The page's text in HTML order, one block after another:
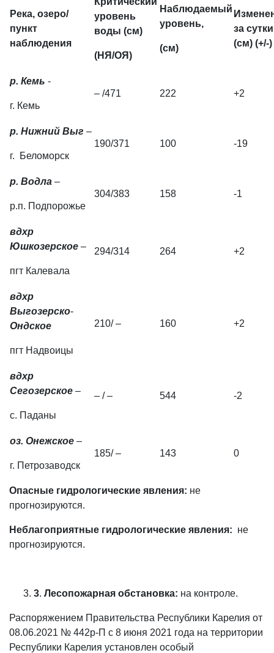
Река, озеро/
пункт
наблюдения
уровень
воды (см)
(НЯ/ОЯ)
Наблюдаемый
уровень,
(см)
за сутки
(см) (+/-)
р. Кемь -
г. Кемь
– /471 222 +2
р. Нижний Выг –
г. Беломорск
190/371 100 -19
р. Водла –
р.п. Подпорожье
304/383 158 -1
вдхр
Юшкозерское –
пгт Калевала
294/314 264 +2
вдхр
Выгозерско-
Ондское
пгт Надвоицы
210/ – 160 +2
вдхр
Сегозерское –
с. Паданы
– / – 544 -2
оз. Онежское –
г. Петрозаводск
185/ – 143 0
Опасные гидрологические явления: не
прогнозируются.
Неблагоприятные гидрологические явления: не
прогнозируются.
3. Лесопожарная обстановка: на контроле.
Распоряжением Правительства Республики Карелия от
08.06.2021 № 442р-П с 8 июня 2021 года на территории
Республики Карелия установлен особый